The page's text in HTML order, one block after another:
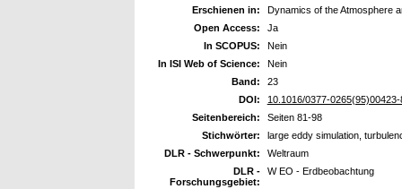
Erschienen in:
Dynamics of the Atmosphere
Open Access:
Ja
In SCOPUS:
Nein
In ISI Web of Science:
Nein
Band:
23
DOI:
10.1016/0377-0265(95)00423-
Seitenbereich:
Seiten 81-98
Stichwörter:
large eddy simulation,
DLR - Schwerpunkt:
Weltraum
DLR -
Forschungsgebiet:
W EO - Erdbeobachtung